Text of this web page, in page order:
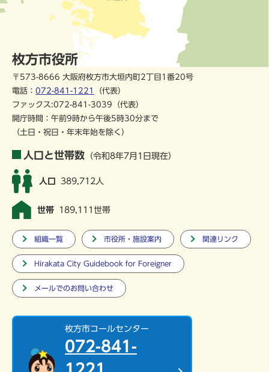
枚方市役所
〒573-8666 大阪府枚方市大垣内町2丁目1番20号
電話： 072-841-1221
（代表）
ファックス:072-841-3039（代表）
開庁時間：午前9時から午後5時30分まで
（土日・祝日・年末年始を除く）
人口と世帯数 （令和8年7月1日現在）
人口 389,712人
世帯 189,111世帯
組織一覧 市役所・施設案内 関連リンク
Hirakata City Guidebook for Foreigner
メールでのお問い合わせ
枚方市コールセンター
072-841-
1221